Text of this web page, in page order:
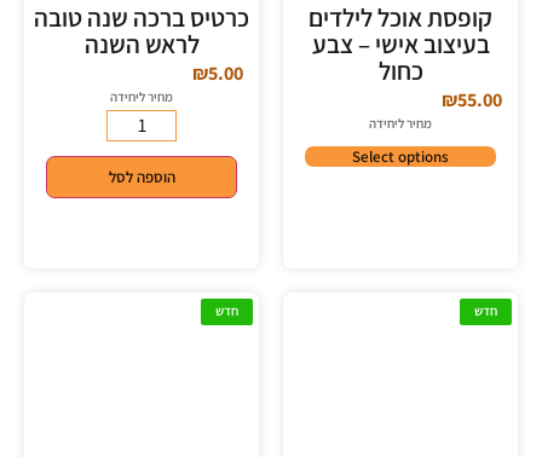
קופסת אוכל לילדים
בעיצוב אישי – צבע
כחול
₪55.00
מחיר ליחידה
Select options
כרטיס ברכה שנה טובה
לראש השנה
₪5.00
מחיר ליחידה
הוספה לסל
חדש חדש